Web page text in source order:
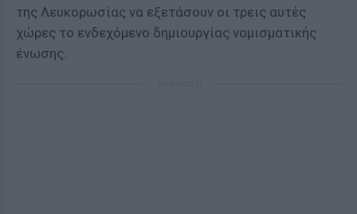
της Λευκορωσίας να εξετάσουν οι τρεις αυτές
χώρες το ενδεχόμενο δημιουργίας νομισματικής
ένωσης.